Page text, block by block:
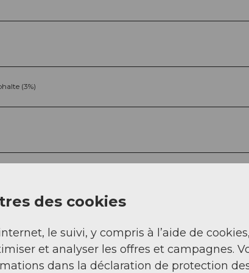
(3%)
Sep Oct Nov Déc
des cookies
le suivi, y compris à l’aide de
et analyser les offres et campagnes.
dans la déclaration de protection